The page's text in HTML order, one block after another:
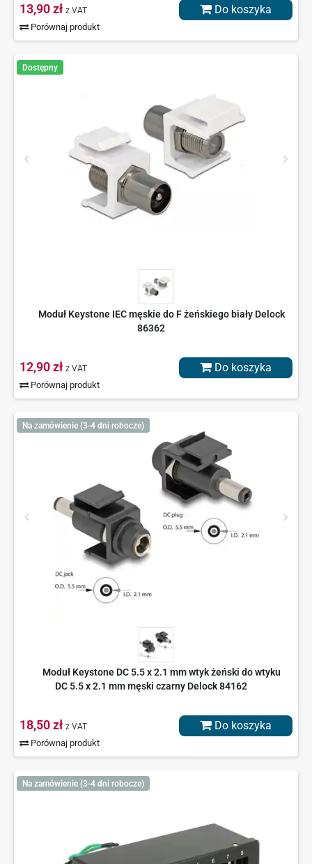
13,90 zł z VAT
Porównaj produkt
Do koszyka
Dostępny
Moduł Keystone IEC męskie do F żeńskiego biały Delock
86362
12,90 zł z VAT
Porównaj produkt
Do koszyka
Na zamówienie (3-4 dni robocze)
Moduł Keystone DC 5.5 x 2.1 mm wtyk żeński do wtyku
DC 5.5 x 2.1 mm męski czarny Delock 84162
18,50 zł z VAT
Porównaj produkt
Do koszyka
Na zamówienie (3-4 dni robocze)